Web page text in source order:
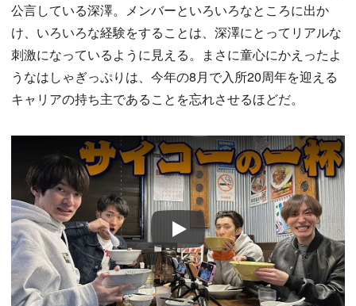
公言している深澤。メンバーといろいろなところに出か
け、いろいろな経験をすることは、深澤にとってリアルな
刺激になっているように見える。まさに童心にかえったよ
うなはしゃぎっぷりは、今年の8月で入所20周年を迎える
キャリアの持ち主であることを忘れさせるほどだ。
Play